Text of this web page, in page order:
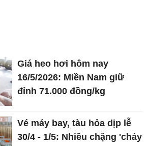
Giá heo hơi hôm nay
16/5/2026: Miền Nam giữ
đỉnh 71.000 đồng/kg
Vé máy bay, tàu hỏa dịp lễ
30/4 - 1/5: Nhiều chặng 'cháy